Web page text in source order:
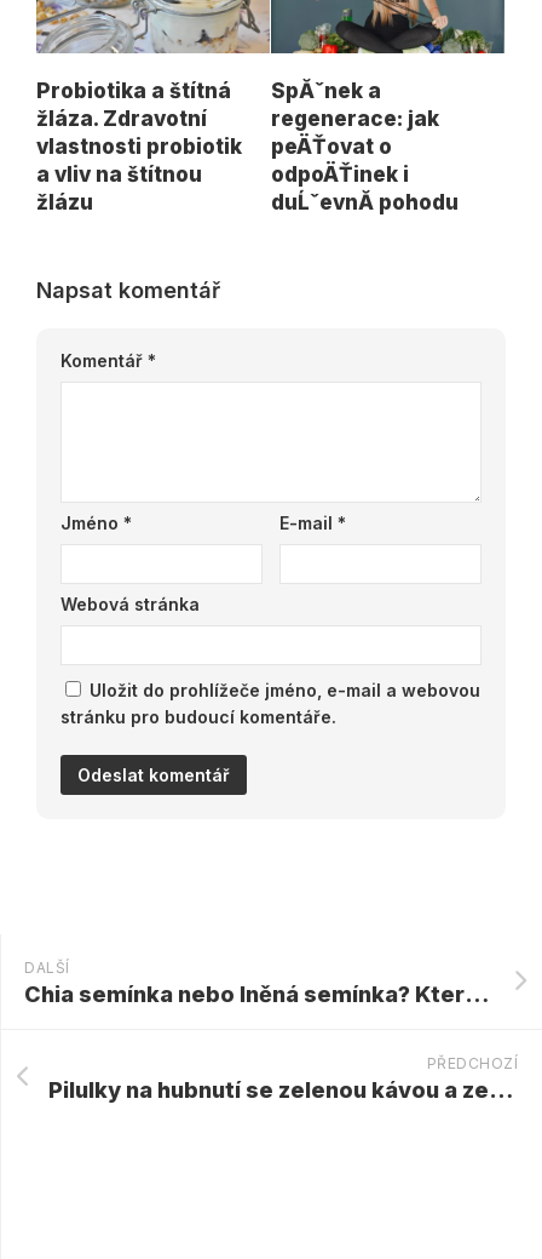
Probiotika a štítná
žláza. Zdravotní
vlastnosti probiotik
a vliv na štítnou
žlázu
SpĂˇnek a
regenerace: jak
peÄŤovat o
odpoÄŤinek i
duĹˇevnĂ­ pohodu
Napsat komentář
Komentář *
Jméno * E-mail *
Webová stránka
Uložit do prohlížeče jméno, e-mail a webovou
stránku pro budoucí komentáře.
DALŠÍ
Chia semínka nebo lněná semínka? Které jsou lepší
PŘEDCHOZÍ
Pilulky na hubnutí se zelenou kávou a zeleným čajem: stojí to za to?